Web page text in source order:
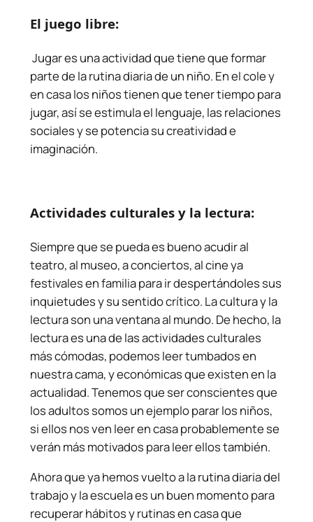
El juego libre:
Jugar es una actividad que tiene que formar
parte de la rutina diaria de un niño. En el cole y
en casa los niños tienen que tener tiempo para
jugar, así se estimula el lenguaje, las relaciones
sociales y se potencia su creatividad e
imaginación.
Actividades culturales y la lectura:
Siempre que se pueda es bueno acudir al
teatro, al museo, a conciertos, al cine ya
festivales en familia para ir despertándoles sus
inquietudes y su sentido crítico. La cultura y la
lectura son una ventana al mundo. De hecho, la
lectura es una de las actividades culturales
más cómodas, podemos leer tumbados en
nuestra cama, y económicas que existen en la
actualidad. Tenemos que ser conscientes que
los adultos somos un ejemplo parar los niños,
si ellos nos ven leer en casa probablemente se
verán más motivados para leer ellos también.
Ahora que ya hemos vuelto a la rutina diaria del
trabajo y la escuela es un buen momento para
recuperar hábitos y rutinas en casa que